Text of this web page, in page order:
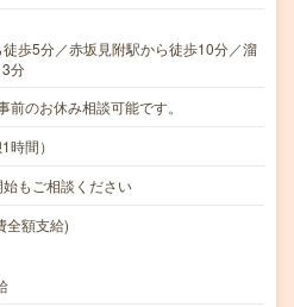
歩5分／赤坂見附駅から徒歩10分／溜
分
のお休み相談可能です。
間）
もご相談ください
全額支給)